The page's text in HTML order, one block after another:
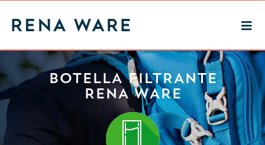
BOTELLAFILTRANTE
RENA WARE